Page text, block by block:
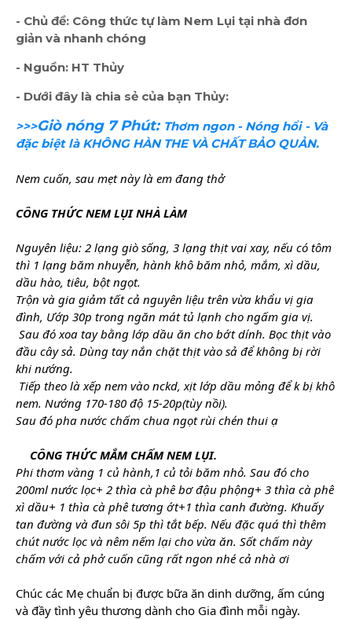
- Chủ đề: Công thức tự làm Nem Lụi tại nhà đơn
giản và nhanh chóng
- Nguồn: HT Thủy
- Dưới đây là chia sẻ của bạn Thủy:
>>>Giò nóng 7 Phút: Thơm ngon - Nóng hổi - Và
đặc biệt là KHÔNG HÀN THE VÀ CHẤT BẢO QUẢN.
Nem cuốn, sau mẹt này là em đang thở
CÔNG THỨC NEM LỤI NHÀ LÀM
Nguyên liệu: 2 lạng giò sống, 3 lạng thịt vai xay, nếu có tôm
thì 1 lạng băm nhuyễn, hành khô băm nhỏ, mắm, xì dầu,
dầu hào, tiêu, bột ngọt.
Trộn và gia giảm tất cả nguyên liệu trên vừa khẩu vị gia
đình, Ướp 30p trong ngăn mát tủ lạnh cho ngấm gia vị.
đầu cây sả. Dùng tay nắn chặt thịt vào sả để không bị rời
khi nướng.
nem. Nướng 170-180 độ 15-20p(tùy nồi).
Sau đó pha nước chấm chua ngọt rùi chén thui ạ
CÔNG THỨC MẮM CHẤM NEM LỤI.
Phi thơm vàng 1 củ hành,1 củ tỏi băm nhỏ. Sau đó cho
200ml nước lọc+ 2 thìa cà phê bơ đậu phộng+ 3 thìa cà phê
xì dầu+ 1 thìa cà phê tương ớt+1 thìa canh đường. Khuấy
tan đường và đun sôi 5p thì tắt bếp. Nếu đặc quá thì thêm
chút nước lọc và nêm nếm lại cho vừa ăn. Sốt chấm này
chấm với cả phở cuốn cũng rất ngon nhé cả nhà ơi
Chúc các Mẹ chuẩn bị được bữa ăn dinh dưỡng, ấm cúng
và đầy tình yêu thương dành cho Gia đình mỗi ngày.